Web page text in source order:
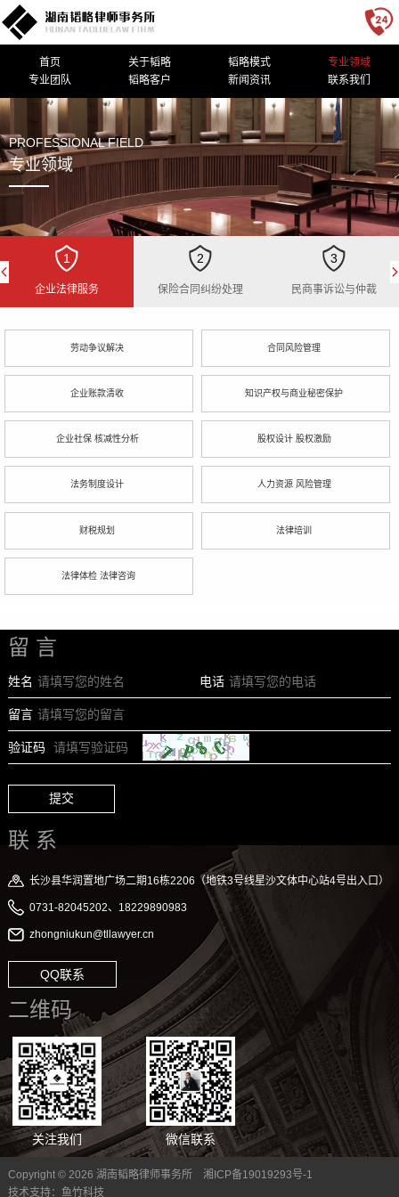
首页 关于韬略 韬略模式
专业领域
专业团队
韬略客户 新闻资讯 联系我们
PROFESSIONAL FIELD
专业领域
1
企业法律服务
2
保险合同纠纷处理
3
民商事诉讼与仲裁
劳动争议解决 合同风险管理
企业账款清收 知识产权与商业秘密保护
企业社保 核减性分析 股权设计 股权激励
法务制度设计 人力资源 风险管理
财税规划 法律培训
法律体检 法律咨询
留 言
姓名 电话
留言
验证码
提交
联 系
长沙县华润置地广场二期16栋2206（地铁3号线星沙文体中心站4号出入口）
0731-82045202、18229890983
zhongniukun@tllawyer.cn
QQ联系
二维码
关注我们 微信联系
Copyright © 2026 湖南韬略律师事务所 湘ICP备19019293号-1
技术支持： 鱼竹科技